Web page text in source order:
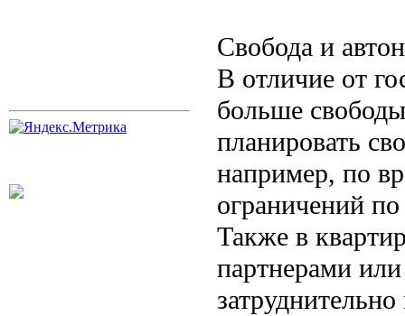
Свобода и
В отличие от
больше
планировать
например, по
ограничений
Также в
партнерами